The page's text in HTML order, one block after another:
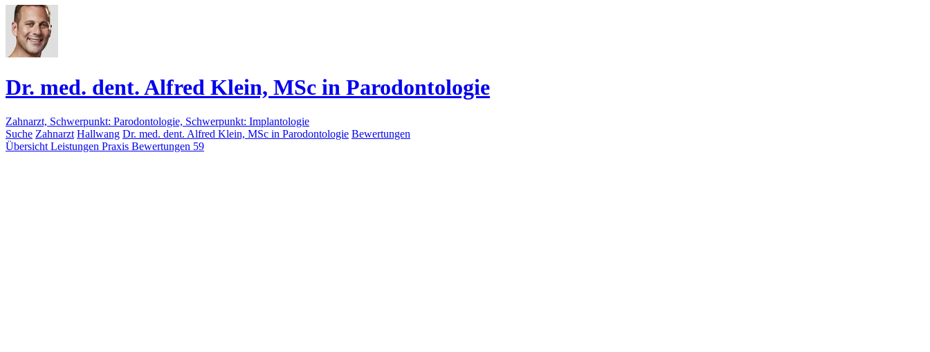
Dr. med. dent. Alfred Klein, MSc in Parodontologie
Zahnarzt, Schwerpunkt: Parodontologie, Schwerpunkt: Implantologie
Suche Zahnarzt Hallwang Dr. med. dent. Alfred Klein, MSc in Parodontologie Bewertungen
Übersicht Leistungen Praxis Bewertungen 59